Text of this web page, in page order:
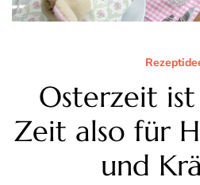
Osterzeit
Zeit also für
und